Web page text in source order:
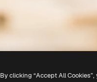
By clicking “Accept All